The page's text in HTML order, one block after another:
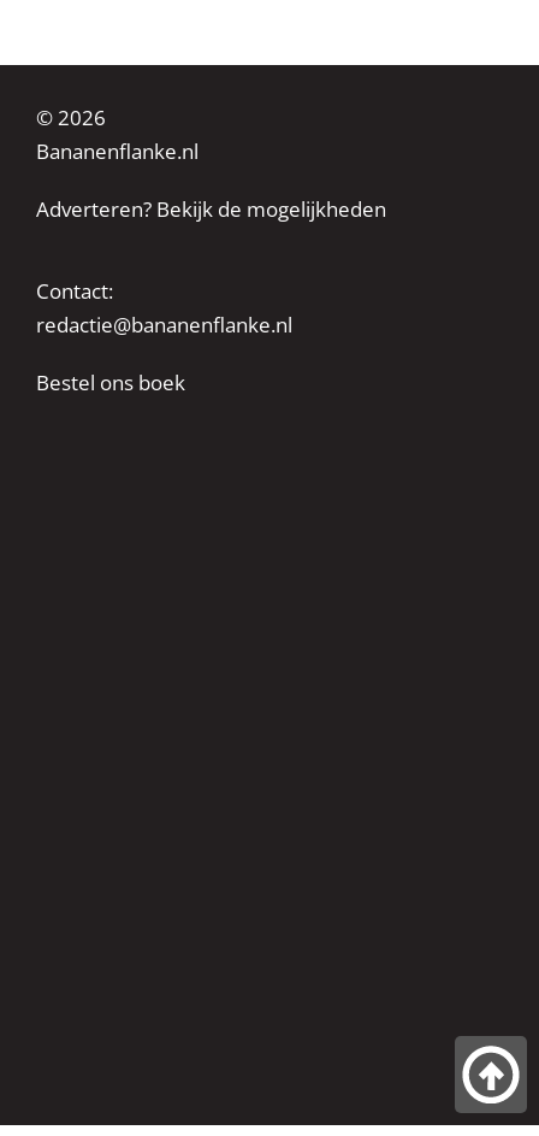
© 2026
Bananenflanke.nl
Adverteren? Bekijk de mogelijkheden
Contact:
redactie@bananenflanke.nl
Bestel ons boek